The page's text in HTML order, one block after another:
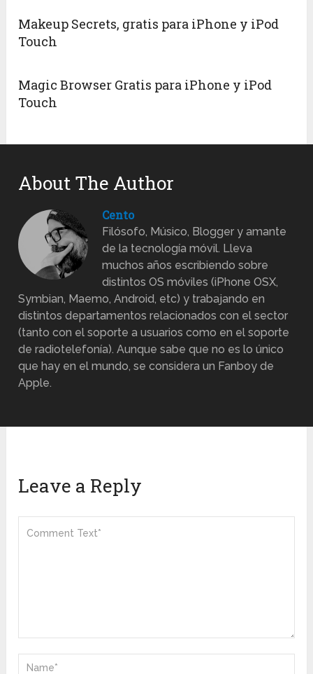
Makeup Secrets, gratis para iPhone y iPod
Touch
Magic Browser Gratis para iPhone y iPod
Touch
About The Author
Cento
Filósofo, Músico, Blogger y amante
de la tecnología móvil. Lleva
muchos años escribiendo sobre
distintos OS móviles (iPhone OSX,
Symbian, Maemo, Android, etc) y trabajando en
distintos departamentos relacionados con el sector
(tanto con el soporte a usuarios como en el soporte
de radiotelefonía). Aunque sabe que no es lo único
que hay en el mundo, se considera un Fanboy de
Apple.
Leave a Reply